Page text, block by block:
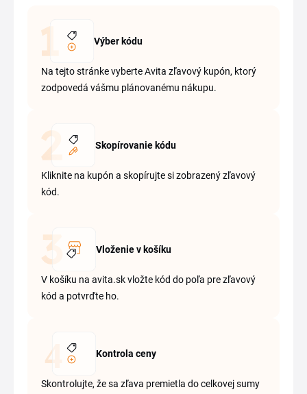
Výber kódu
Na tejto stránke vyberte Avita zľavový kupón, ktorý
zodpovedá vášmu plánovanému nákupu.
Skopírovanie kódu
Kliknite na kupón a skopírujte si zobrazený zľavový
kód.
Vloženie v košíku
V košíku na avita.sk vložte kód do poľa pre zľavový
kód a potvrďte ho.
Kontrola ceny
Skontrolujte, že sa zľava premietla do celkovej sumy